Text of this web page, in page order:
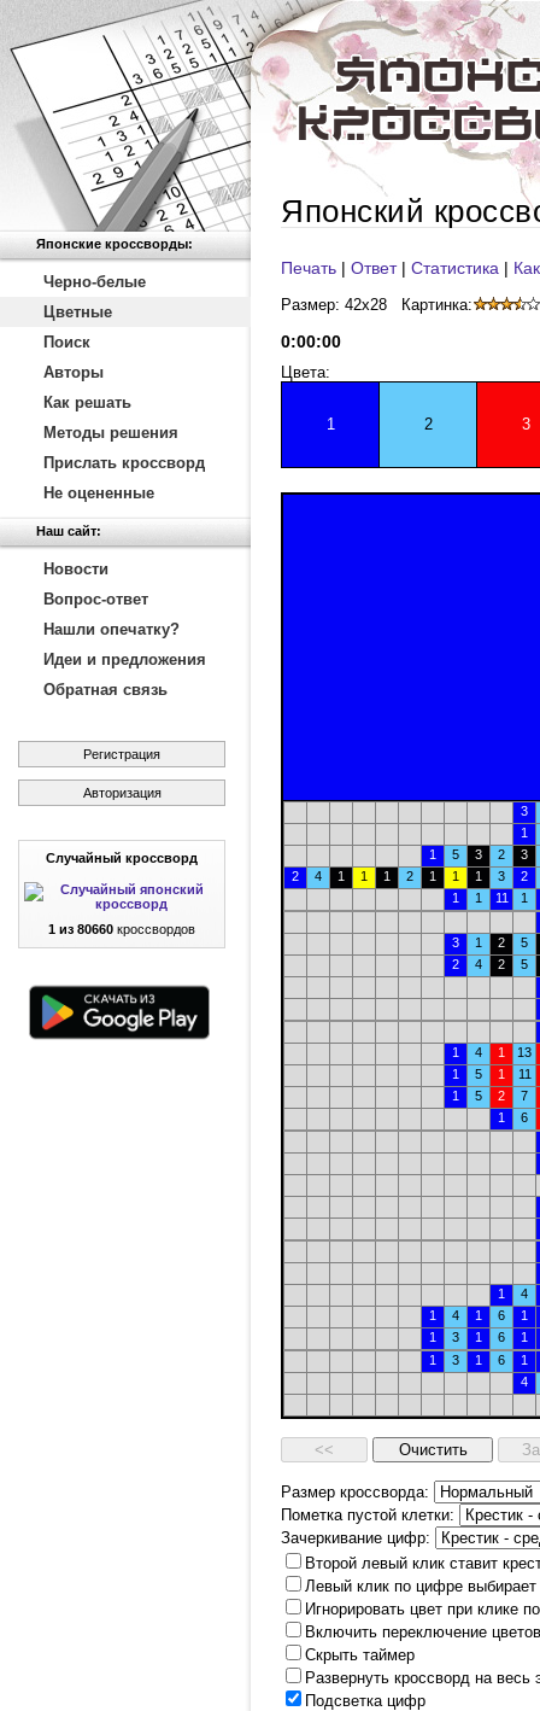
Японские кроссворды:
Черно-белые
Цветные
Поиск
Авторы
Как решать
Методы решения
Прислать кроссворд
Не оцененные
Наш сайт:
Новости
Вопрос-ответ
Нашли опечатку?
Идеи и предложения
Обратная связь
Регистрация
Авторизация
Случайный кроссворд
1 из 80660 кроссвордов
Японский
Печать | Ответ| Статистика |
Размер: 42x28 Картинка:
0:00:00
Цвета:
1 2 3
3
1
1
5 3 2
3
2
4 1 1 1 2 1 1 1 3
2
1
1 11 1
3 1 2
5
2
4 2 5
1 4 1
13
1
5 1
11
1
5 2
7
1
6
1
4
1
4 1 6
1
1
3 1 6
1
1
3 1 6
1
4
Размер кроссворда:
Пометка пустой клетки:
Зачеркивание цифр:
Второй левый клик ставит
Левый клик по цифре выбирает
Игнорировать цвет при клике
Включить переключение
Скрыть таймер
Развернуть кроссворд на
Подсветка цифр